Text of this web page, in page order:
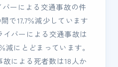
ーによる交通事故の件
で17.7％減少しています
バーによる交通事故は
にとどまっています。
による死者数は18人か